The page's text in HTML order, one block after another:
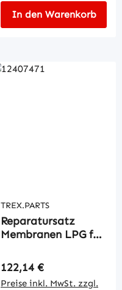
In den Warenkorb
TREX.PARTS
Reparatursatz
Membranen LPG für
Regulärer Preis:
122,14 €
Preise inkl. MwSt. zzgl.